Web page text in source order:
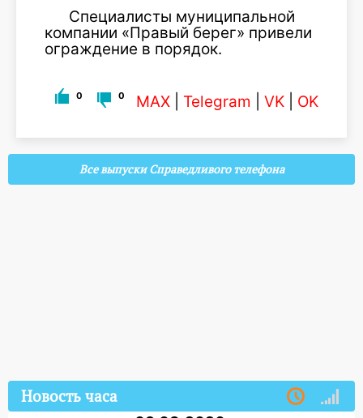
Специалисты муниципальной
компании «Правый берег» привели
ограждение в порядок.
0 0 MAX Telegram VK OK
Все выпуски Справедливого телефона
Новость часа